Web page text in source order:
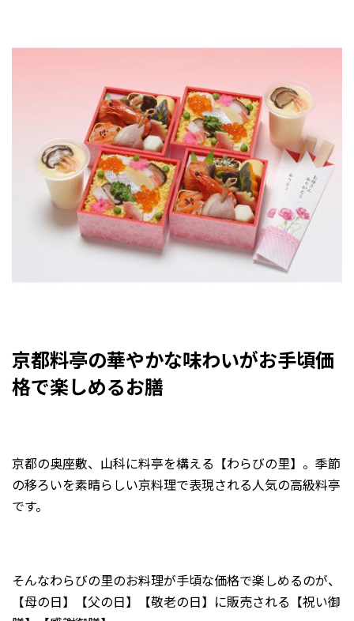
京都料亭の華やかな味わいがお手頃価
格で楽しめるお膳
京都の奥座敷、山科に料亭を構える【わらびの里】。季節
の移ろいを素晴らしい京料理で表現される人気の高級料亭
です。
そんなわらびの里のお料理が手頃な価格で楽しめるのが、
【母の日】【父の日】【敬老の日】に販売される【祝い御